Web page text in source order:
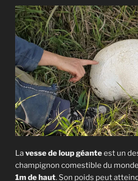
cueillir
et
cuisiner
ce
grand
champignon »
Lavesse de loup géanteest un
champignon comestible du
1m de haut. Son poids peut